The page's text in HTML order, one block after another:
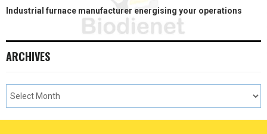
Industrial furnace manufacturer energising your operations
ARCHIVES